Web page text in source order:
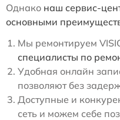
Однако наш сервис-
основными
Мы ремонтируем
специалисты по
Удобная онлайн
позволяют без
Доступные и
сеть и можем себе